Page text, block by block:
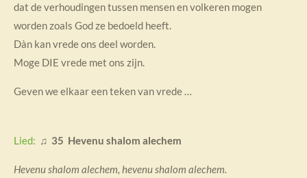
dat de verhoudingen tussen mensen en volkeren mogen
worden zoals God ze bedoeld heeft.
Dàn kan vrede ons deel worden.
Moge DIE vrede met ons zijn.
Geven we elkaar een teken van vrede …
Lied: ♫ 35 Hevenu shalom alechem
Hevenu shalom alechem, hevenu shalom alechem.